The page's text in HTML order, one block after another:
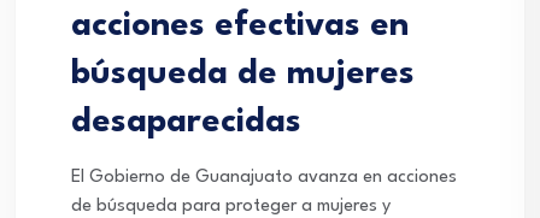
acciones efectivas en
búsqueda de mujeres
desaparecidas
El Gobierno de Guanajuato avanza en acciones
de búsqueda para proteger a mujeres y